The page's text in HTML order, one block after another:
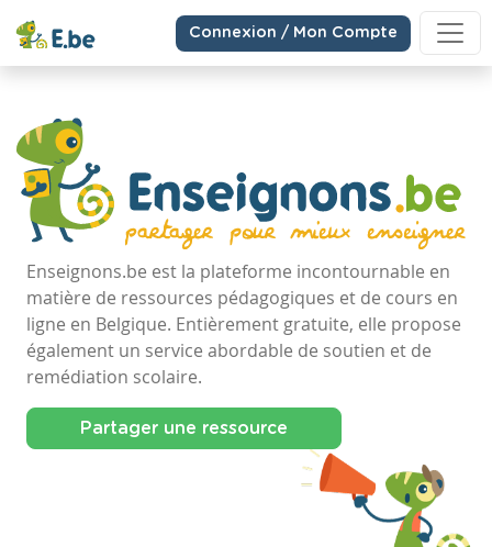
Connexion / Mon Compte
Enseignons.be est la plateforme incontournable en
matière de ressources pédagogiques et de cours en
ligne en Belgique. Entièrement gratuite, elle propose
également un service abordable de soutien et de
remédiation scolaire.
Partager une ressource